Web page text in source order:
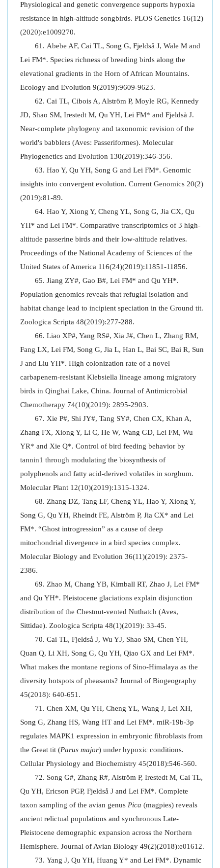
Physiological and genetic convergence supports hypoxia
resistance in high-altitude songbirds. PLOS Genetics 16(12)
(2020):e1009270.
Abebe AF, Cai TL, Song G, Fjeldså J, Wale M and
Lei FM*. Species richness of breeding birds along the
elevational gradients in the Horn of African Mountains.
Ecology and Evolution 9(2019):9609-9623.
Cai TL, Cibois A, Alström P, Moyle RG, Kennedy
JD, Shao SM, Irestedt M, Qu YH, Lei FM* and Fjeldså J.
Near-complete phylogeny and taxonomic revision of the
world's babblers (Aves: Passeriformes). Molecular
Phylogenetics and Evolution 130(2019):346-356.
Hao Y, Qu YH, Song G and Lei FM*. Genomic
insights into convergent evolution. Current Genomics 20(2)
(2019):81-89.
Hao Y, Xiong Y, Cheng YL, Song G, Jia CX, Qu
YH* and Lei FM*. Comparative transcriptomics of 3 high-
altitude passerine birds and their low-altitude relatives.
Proceedings of the National Academy of Sciences of the
United States of America 116(24)(2019):11851-11856.
Jiang ZY#, Gao B#, Lei FM* and Qu YH*.
Population genomics reveals that refugial isolation and
habitat change lead to incipient speciation in the Ground tit.
Zoologica Scripta 48(2019):277-288.
Liao XP#, Yang RS#, Xia J#, Chen L, Zhang RM,
Fang LX, Lei FM, Song G, Jia L, Han L, Bai SC, Bai R, Sun
J and Liu YH*. High colonization rate of a novel
carbapenem-resistant Klebsiella lineage among migratory
birds in Qinghai Lake, China. Journal of Antimicrobial
Chemotherapy 74(10)(2019): 2895-2903.
Xie P#, Shi JY#, Tang SY#, Chen CX, Khan A,
Zhang FX, Xiong Y, Li C, He W, Wang GD, Lei FM, Wu
YR* and Xie Q*. Control of bird feeding behavior by
tannin1 through modulating the biosynthesis of
polyphenols and fatty acid-derived volatiles in sorghum.
Molecular Plant 12(10)(2019):1315-1324.
Zhang DZ, Tang LF, Cheng YL, Hao Y, Xiong Y,
Song G, Qu YH, Rheindt FE, Alström P, Jia CX* and Lei
FM*. “Ghost introgression” as a cause of deep
mitochondrial divergence in a bird species complex.
Molecular Biology and Evolution 36(11)(2019): 2375-
2386.
Zhao M, Chang YB, Kimball RT, Zhao J, Lei FM*
and Qu YH*. Pleistocene glaciations explain disjunction
distribution of the Chestnut-vented Nuthatch (Aves,
Sittidae). Zoologica Scripta 48(1)(2019): 33-45.
Cai TL, Fjeldså J, Wu YJ, Shao SM, Chen YH,
Quan Q, Li XH, Song G, Qu YH, Qiao GX and Lei FM*.
What makes the montane regions of Sino-Himalaya as the
diversity hotspots of pheasants? Journal of Biogeography
45(2018): 640-651.
Chen XM, Qu YH, Cheng YL, Wang J, Lei XH,
Song G, Zhang HS, Wang HT and Lei FM*. miR-19b-3p
regulates MAPK1 expression in embryonic fibroblasts from
the Great tit (Parus major) under hypoxic conditions.
Cellular Physiology and Biochemistry 45(2018):546-560.
Song G#, Zhang R#, Alström P, Irestedt M, Cai TL,
Qu YH, Ericson PGP, Fjeldså J and Lei FM*. Complete
taxon sampling of the avian genus Pica (magpies) reveals
ancient relictual populations and synchronous Late-
Pleistocene demographic expansion across the Northern
Hemisphere. Journal of Avian Biology 49(2)(2018):e01612.
Yang J, Qu YH, Huang Y* and Lei FM*. Dynamic